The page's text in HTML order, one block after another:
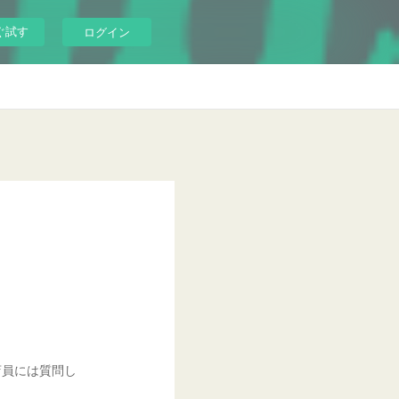
試す ログイン
には質問し